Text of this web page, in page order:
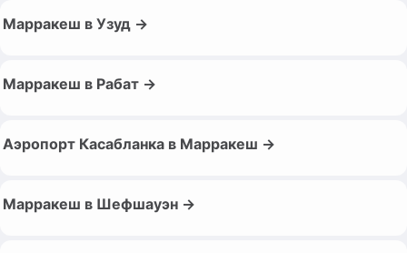
Марракеш в Узуд →
Марракеш в Рабат →
Аэропорт Касабланка в Марракеш →
Марракеш в Шефшауэн →